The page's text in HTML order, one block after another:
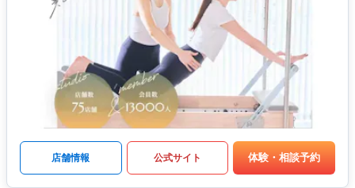
店舗情報 公式サイト 体験・相談予約